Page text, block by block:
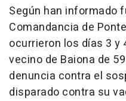
Según han informado
Comandancia de
ocurrieron los días 3 y
vecino de Baiona de
denuncia contra el
disparado contra su